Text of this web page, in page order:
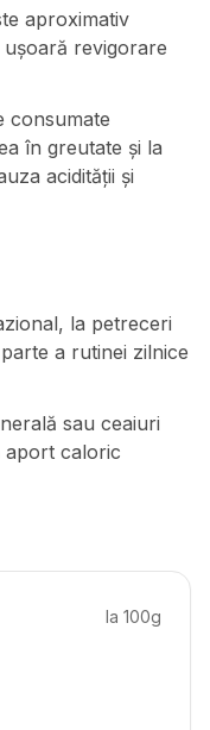
aproximativ
revigorare
consumate
în greutate și la
acidității și
la petreceri
a rutinei zilnice
sau ceaiuri
aport caloric
la 100g